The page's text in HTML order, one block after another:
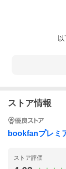
ストア情報
bookfanプレミ
ストア評価